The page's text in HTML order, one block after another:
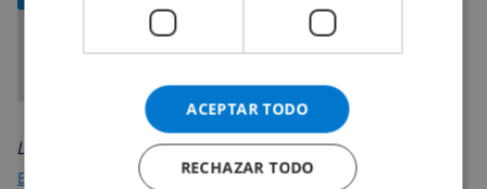
Leer más sobre:
España Costa Blanca >Javea>Balcon al Mar
ACEPTAR TODO
RECHAZAR TODO